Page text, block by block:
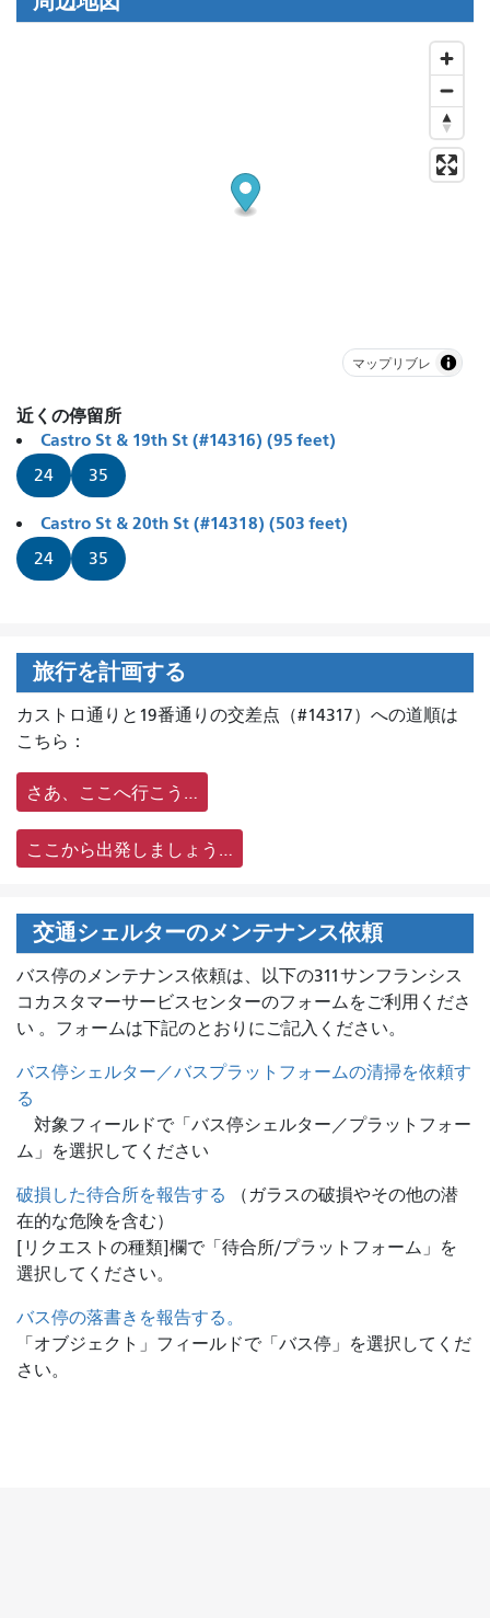
マップリブレ
近くの停留所
Castro St & 19th St (#14316) (95 feet)
24 35
Castro St & 20th St (#14318) (503 feet)
24 35
旅行を計画する
カストロ通りと19番通りの交差点（#14317）への道順は
こちら：
さあ、ここへ行こう…
ここから出発しましょう…
交通シェルターのメンテナンス依頼
バス停のメンテナンス依頼は、 以下の311サンフランシス
コカスタマーサービスセンターのフォームをご利用くださ
い 。フォームは下記のとおりにご記入ください。
バス停シェルター／バスプラットフォームの清掃を依頼す
る
対象フィールドで「バス停シェルター／プラットフォー
ム」を選択してください
破損した待合所を報告する
（ガラスの破損やその他の潜
在的な危険を含む）
[リクエストの種類]欄で「待合所/プラットフォーム」を
選択してください。
バス停の落書きを報告する。
「オブジェクト」フィールドで「バス停」を選択してくだ
さい。